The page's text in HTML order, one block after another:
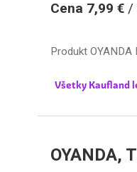
Cena 7,99 € /
Produkt
Všetky Kaufland
OYANDA,